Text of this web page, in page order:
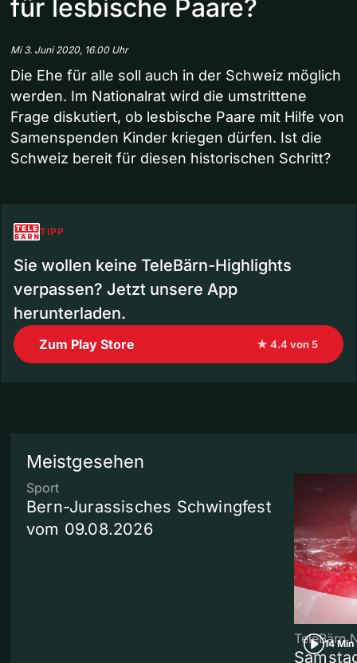
für lesbische Paare?
Mi 3. Juni 2020, 16.00 Uhr
Die Ehe für alle soll auch in der Schweiz möglich
werden. Im Nationalrat wird die umstrittene
Frage diskutiert, ob lesbische Paare mit Hilfe von
Samenspenden Kinder kriegen dürfen. Ist die
Schweiz bereit für diesen historischen Schritt?
TIPP
Sie wollen keine TeleBärn-Highlights
verpassen? Jetzt unsere App
herunterladen.
Zum Play Store ★ 4.4 von 5
Meistgesehen
Sport
Bern-Jurassisches Schwingfest
vom 09.08.2026
14 Min
TeleBärn